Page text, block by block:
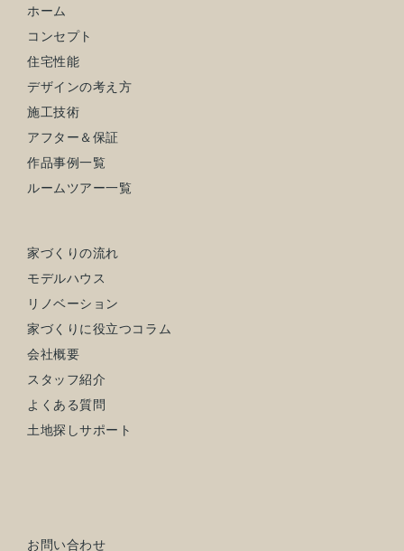
ホーム
コンセプト
住宅性能
デザインの考え方
施工技術
アフター＆保証
作品事例一覧
ルームツアー一覧
家づくりの流れ
モデルハウス
リノベーション
家づくりに役立つコラム
会社概要
スタッフ紹介
よくある質問
土地探しサポート
お問い合わせ